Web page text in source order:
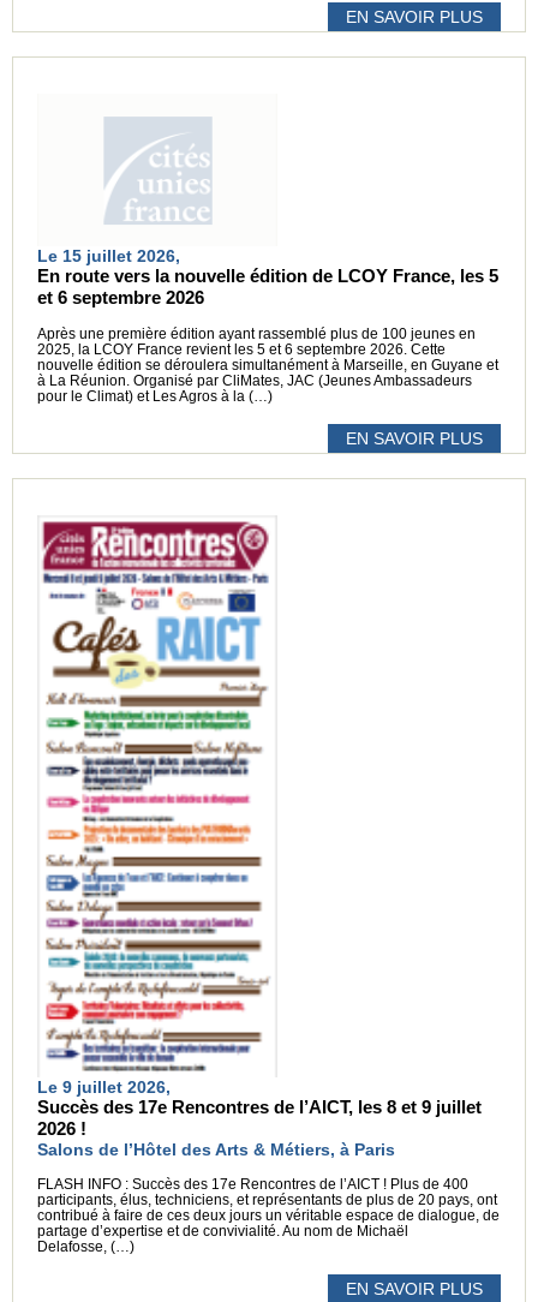
EN SAVOIR PLUS
Le 15 juillet 2026,
En route vers la nouvelle édition de LCOY France, les 5
et 6 septembre 2026
Après une première édition ayant rassemblé plus de 100 jeunes en
2025, la LCOY France revient les 5 et 6 septembre 2026. Cette
nouvelle édition se déroulera simultanément à Marseille, en Guyane et
à La Réunion. Organisé par CliMates, JAC (Jeunes Ambassadeurs
pour le Climat) et Les Agros à la (…)
EN SAVOIR PLUS
Le 9 juillet 2026,
Succès des 17e Rencontres de l’AICT, les 8 et 9 juillet
2026 !
Salons de l’Hôtel des Arts & Métiers, à Paris
FLASH INFO : Succès des 17e Rencontres de l’AICT ! Plus de 400
participants, élus, techniciens, et représentants de plus de 20 pays, ont
contribué à faire de ces deux jours un véritable espace de dialogue, de
partage d’expertise et de convivialité. Au nom de Michaël
Delafosse, (…)
EN SAVOIR PLUS